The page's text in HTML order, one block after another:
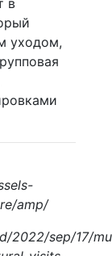
в
уходом,
amp/
2022/sep/17/